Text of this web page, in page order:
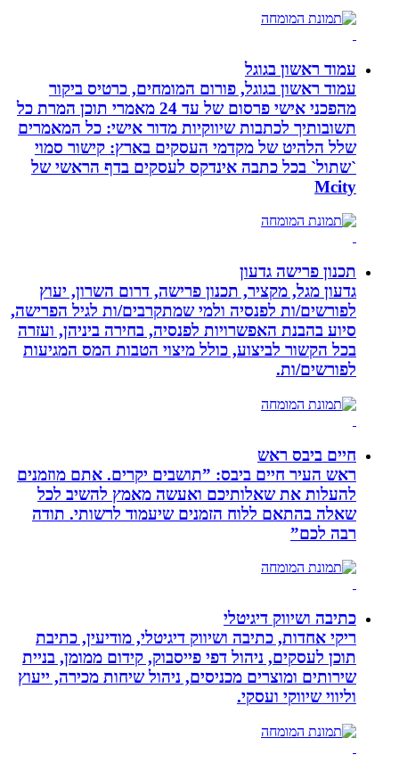
עמוד ראשון בגוגל
עמוד ראשון בגוגל, פורום המומחים, כרטיס ביקור
מהפכני אישי פרסום של עד 24 מאמרי תוכן המרת כל
תשובותיך לכתבות שיווקיות מדור אישי: כל המאמרים
שלל הלהיט של מקדמי העסקים בארץ: קישור סמוי
`שתול` בכל כתבה אינדקס לעסקים בדף הראשי של
Mcity
תכנון פרישה גדעון
גדעון מגל, מקציר, תכנון פרישה, דרום השרון, יעוץ
לפורשים/ות לפנסיה ולמי שמתקרבים/ות לגיל הפרישה,
סיוע בהבנת האפשרויות לפנסיה, בחירה ביניהן, ועזרה
בכל הקשור לביצוע, כולל מיצוי הטבות המס המגיעות
לפורשים/ות.
חיים ביבס ראש
ראש העיר חיים ביבס: ”תושבים יקרים. אתם מוזמנים
להעלות את שאלותיכם ואעשה מאמץ להשיב לכל
שאלה בהתאם ללוח הזמנים שיעמוד לרשותי. תודה
רבה לכם”
כתיבה ושיווק דיגיטלי
ריקי אחדות, כתיבה ושיווק דיגיטלי, מודיעין, כתיבת
תוכן לעסקים, ניהול דפי פייסבוק, קידום ממומן, בניית
שירותים ומוצרים מכניסים, ניהול שיחות מכירה, ייעוץ
וליווי שיווקי ועסקי.